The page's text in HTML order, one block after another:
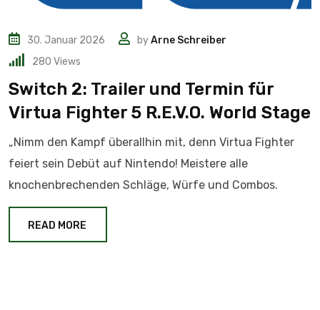
30. Januar 2026 byArne Schreiber
280 Views
Switch 2: Trailer und Termin für
Virtua Fighter 5 R.E.V.O. World Stage
„Nimm den Kampf überallhin mit, denn Virtua Fighter
feiert sein Debüt auf Nintendo! Meistere alle
knochenbrechenden Schläge, Würfe und Combos.
READ MORE